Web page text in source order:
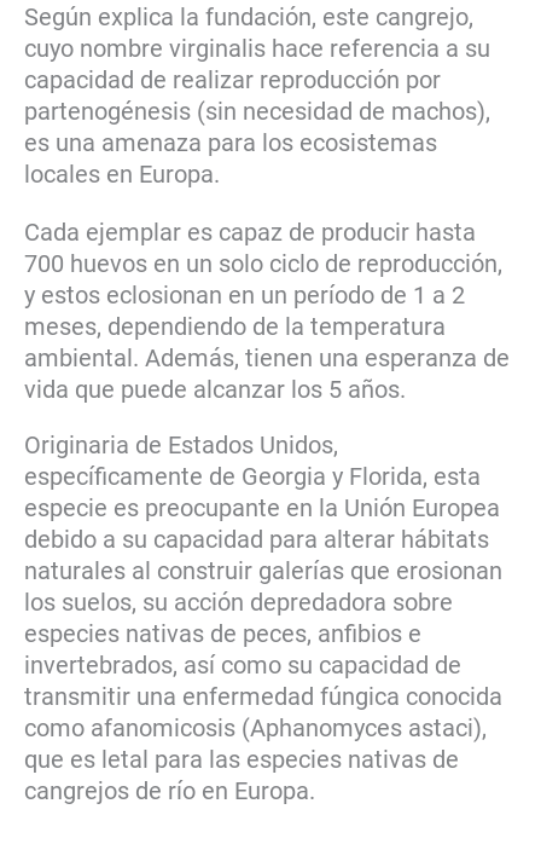
Según explica la fundación, este cangrejo,
cuyo nombre virginalis hace referencia a su
capacidad de realizar reproducción por
partenogénesis (sin necesidad de machos),
es una amenaza para los ecosistemas
locales en Europa.
Cada ejemplar es capaz de producir hasta
700 huevos en un solo ciclo de reproducción,
y estos eclosionan en un período de 1 a 2
meses, dependiendo de la temperatura
ambiental. Además, tienen una esperanza de
vida que puede alcanzar los 5 años.
Originaria de Estados Unidos,
específicamente de Georgia y Florida, esta
especie es preocupante en la Unión Europea
debido a su capacidad para alterar hábitats
naturales al construir galerías que erosionan
los suelos, su acción depredadora sobre
especies nativas de peces, anfibios e
invertebrados, así como su capacidad de
transmitir una enfermedad fúngica conocida
como afanomicosis (Aphanomyces astaci),
que es letal para las especies nativas de
cangrejos de río en Europa.